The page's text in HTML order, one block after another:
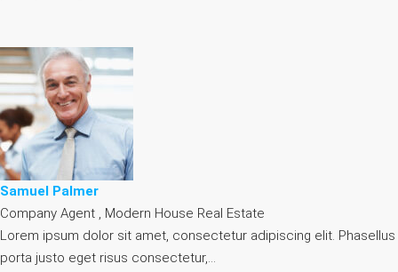
Samuel Palmer
Company Agent , Modern House Real Estate
Lorem ipsum dolor sit amet, consectetur adipiscing elit. Phasellus
porta justo eget risus consectetur,…